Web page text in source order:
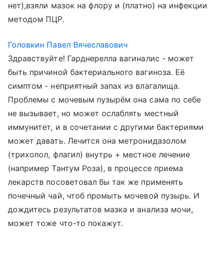
нет),взяли мазок на флору и (платно) на инфекции
методом ПЦР.
Головкин Павел Вячеславович
Здравствуйте! Гарднерелла вагиналис - может
быть причиной бактериального вагиноза. Её
симптом - неприятный запах из влагалища.
Проблемы с мочевым пузырём она сама по себе
не вызывает, но может ослаблять местный
иммунитет, и в сочетании с другими бактериями
может давать. Лечится она метронидазолом
(трихопол, флагил) внутрь + местное лечение
(например Тантум Роза), в процессе приема
лекарств посоветовал бы так же применять
почечный чай, чтоб промыть мочевой пузырь. И
дождитесь результатов мазка и анализа мочи,
может тоже что-то покажут.